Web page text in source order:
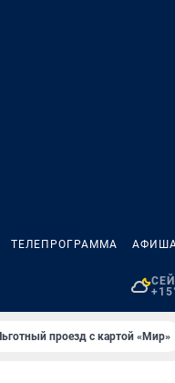
ТЕЛЕПРОГРАММА
проезд с картой «Мир»